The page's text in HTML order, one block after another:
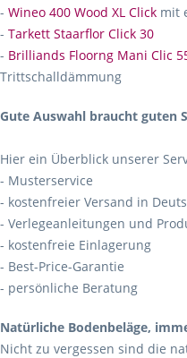
- Wineo 400 Wood XL Click mit
- Tarkett Staarflor Click 30
- Brilliands Floorng Mani Clic
Trittschalldämmung
Gute Auswahl braucht guten
Hier ein Überblick unserer
- Musterservice
- kostenfreier Versand in
- Verlegeanleitungen und
- kostenfreie Einlagerung
- Best-Price-Garantie
- persönliche Beratung
Natürliche Bodenbeläge,
Nicht zu vergessen sind die